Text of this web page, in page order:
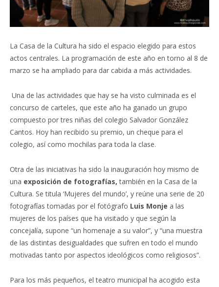
La Casa de la Cultura ha sido el espacio elegido para estos
actos centrales. La programación de este año en torno al 8 de
marzo se ha ampliado para dar cabida a más actividades.
Una de las actividades que hay se ha visto culminada es el
concurso de carteles, que este año ha ganado un grupo
compuesto por tres niñas del colegio Salvador González
Cantos. Hoy han recibido su premio, un cheque para el
colegio, así como mochilas para toda la clase.
Otra de las iniciativas ha sido la inauguración hoy mismo de
una exposición de fotografías, también en la Casa de la
Cultura. Se titula ‘Mujeres del mundo’, y reúne una serie de 20
fotografías tomadas por el fotógrafo Luis Monje a las
mujeres de los países que ha visitado y que según la
concejalía, supone “un homenaje a su valor”, y “una muestra
de las distintas desigualdades que sufren en todo el mundo
motivadas tanto por aspectos ideológicos como religiosos”.
Para los más pequeños, el teatro municipal ha acogido esta